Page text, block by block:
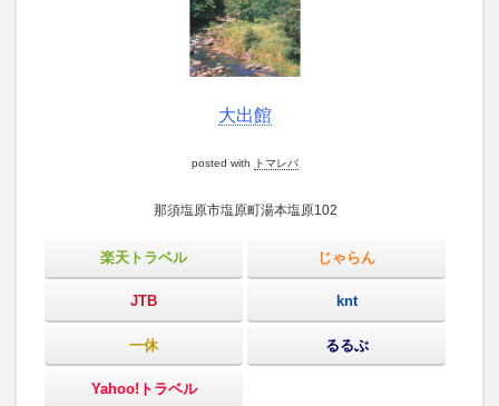
大出館
posted with トマレバ
那須塩原市塩原町湯本塩原102
楽天トラベル じゃらん
JTB knt
一休 るるぶ
Yahoo!トラベル